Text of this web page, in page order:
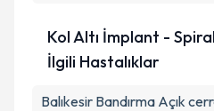
Kol Altı İmplant -
İlgili Hastalıklar
Balıkesir Bandırma Açık